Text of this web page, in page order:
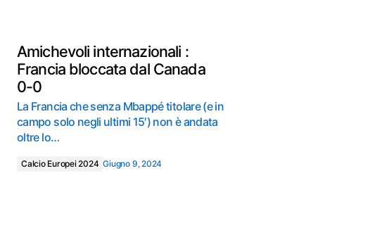
Amichevoli internazionali :
Francia bloccata dal Canada
0-0
La Francia che senza Mbappé titolare (e in
campo solo negli ultimi 15′) non è andata
oltre lo…
Calcio Europei 2024 Giugno 9, 2024